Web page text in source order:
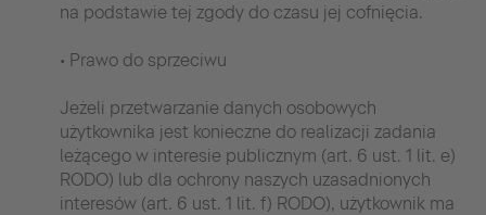
na podstawie tej zgody do czasu jej cofnięcia.
• Prawo do sprzeciwu
Jeżeli przetwarzanie danych osobowych
użytkownika jest konieczne do realizacji zadania
leżącego w interesie publicznym (art. 6 ust. 1 lit. e)
RODO) lub dla ochrony naszych uzasadnionych
interesów (art. 6 ust. 1 lit. f) RODO), użytkownik ma